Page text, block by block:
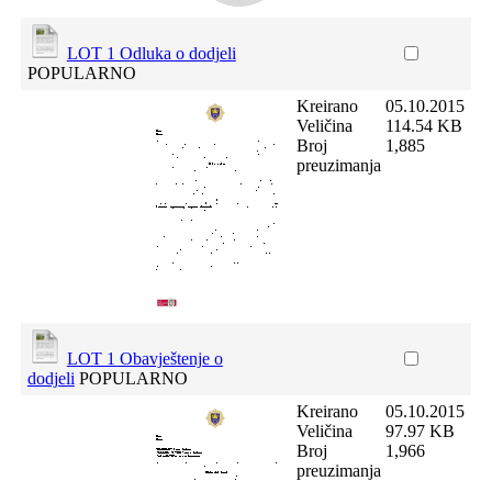
LOT 1 Odluka o dodjeli
POPULARNO
Kreirano
Veličina
Broj
preuzimanja
05.10.2015
114.54 KB
1,885
LOT 1 Obavještenje o
dodjeli POPULARNO
Kreirano
Veličina
Broj
preuzimanja
05.10.2015
97.97 KB
1,966